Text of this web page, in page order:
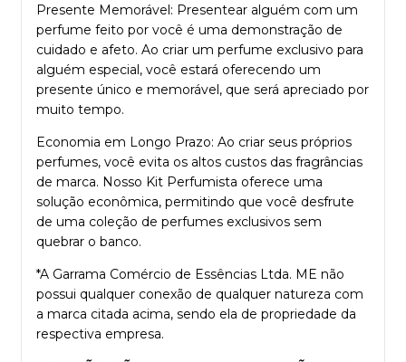
Presente Memorável: Presentear alguém com um
perfume feito por você é uma demonstração de
cuidado e afeto. Ao criar um perfume exclusivo para
alguém especial, você estará oferecendo um
presente único e memorável, que será apreciado por
muito tempo.
Economia em Longo Prazo: Ao criar seus próprios
perfumes, você evita os altos custos das fragrâncias
de marca. Nosso Kit Perfumista oferece uma
solução econômica, permitindo que você desfrute
de uma coleção de perfumes exclusivos sem
quebrar o banco.
*A Garrama Comércio de Essências Ltda. ME não
possui qualquer conexão de qualquer natureza com
a marca citada acima, sendo ela de propriedade da
respectiva empresa.